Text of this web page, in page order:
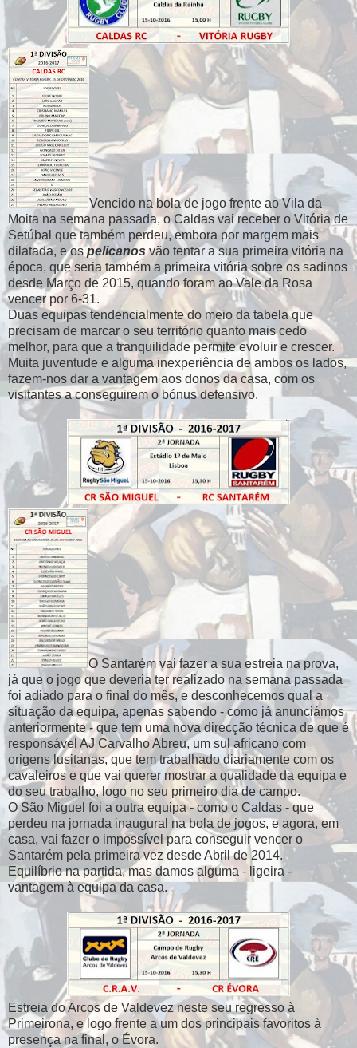
Vencido na bola de jogo frente ao Vila da
Moita na semana passada, o Caldas vai receber o Vitória de
Setúbal que também perdeu, embora por margem mais
dilatada, e ospelicanosvão tentar a sua primeira vitória na
época, que seria também a primeira vitória sobre os sadinos
desde Março de 2015, quando foram ao Vale da Rosa
vencer por 6-31.
Duas equipas tendencialmente do meio da tabela que
precisam de marcar o seu território quanto mais cedo
melhor, para que a tranquilidade permite evoluir e crescer.
Muita juventude e alguma inexperiência de ambos os lados,
fazem-nos dar a vantagem aos donos da casa, com os
visitantes a conseguirem o bónus defensivo.
O Santarém vai fazer a sua estreia na prova,
já que o jogo que deveria ter realizado na semana passada
foi adiado para o final do mês, e desconhecemos qual a
situação da equipa, apenas sabendo - como já anunciámos
anteriormente - que tem uma nova direcção técnica de que é
responsável AJ Carvalho Abreu, um sul africano com
origens lusitanas, que tem trabalhado diariamente com os
cavaleiros e que vai querer mostrar a qualidade da equipa e
do seu trabalho, logo no seu primeiro dia de campo.
O São Miguel foi a outra equipa - como o Caldas - que
perdeu na jornada inaugural na bola de jogos, e agora, em
casa, vai fazer o impossível para conseguir vencer o
Santarém pela primeira vez desde Abril de 2014.
Equilíbrio na partida, mas damos alguma - ligeira -
vantagem à equipa da casa.
Estreia do Arcos de Valdevez neste seu regresso à
Primeirona, e logo frente a um dos principais favoritos à
presença na final, o Évora.